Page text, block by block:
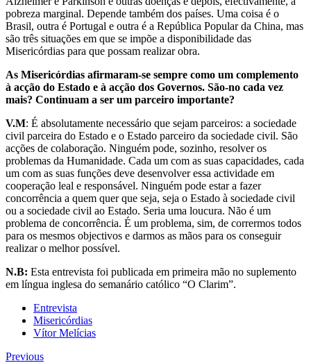
pobreza marginal. Depende também dos países. Uma coisa é o
Brasil, outra é Portugal e outra é a República Popular da China, mas
são três situações em que se impõe a disponibilidade das
Misericórdias para que possam realizar obra.
As Misericórdias afirmaram-se sempre como um complemento
à acção do Estado e à acção dos Governos. São-no cada vez
mais? Continuam a ser um parceiro importante?
V.M: É absolutamente necessário que sejam parceiros: a sociedade
civil parceira do Estado e o Estado parceiro da sociedade civil. São
acções de colaboração. Ninguém pode, sozinho, resolver os
problemas da Humanidade. Cada um com as suas capacidades, cada
um com as suas funções deve desenvolver essa actividade em
cooperação leal e responsável. Ninguém pode estar a fazer
concorrência a quem quer que seja, seja o Estado à sociedade civil
ou a sociedade civil ao Estado. Seria uma loucura. Não é um
problema de concorrência. É um problema, sim, de corrermos todos
para os mesmos objectivos e darmos as mãos para os conseguir
realizar o melhor possível.
N.B: Esta entrevista foi publicada em primeira mão no suplemento
em língua inglesa do semanário católico “O Clarim”.
Entrevista
Misericórdias
Vítor Melícias
Previous